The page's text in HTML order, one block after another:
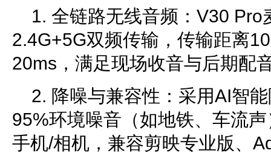
1. 全链路无线音频：V30 Pro
2.4G+5G双频传输，传输距离
20ms，满足现场收音与后期配
2. 降噪与兼容性：采用AI智
95%环境噪音（如地铁、车流
手机/相机，兼容剪映专业版、